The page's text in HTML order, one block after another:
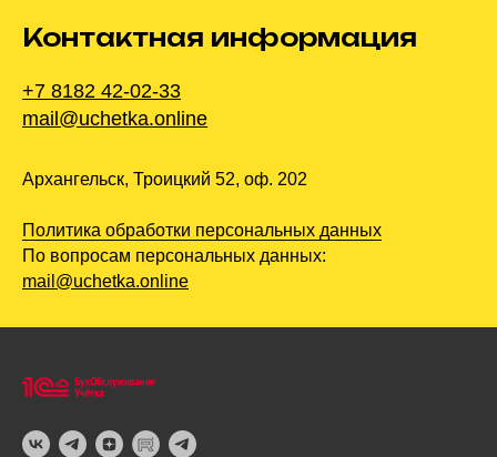
Контактная информация
+7 8182 42-02-33
mail@uchetka.online
Архангельск, Троицкий 52, оф. 202
Политика обработки персональных данных
По вопросам персональных данных:
mail@uchetka.online